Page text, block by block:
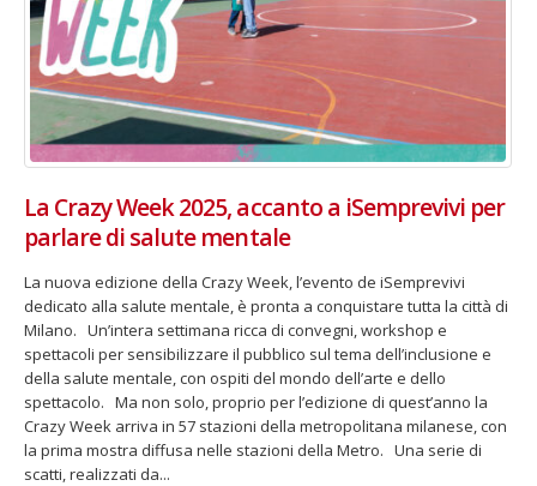
La Crazy Week 2025, accanto a iSemprevivi per
parlare di salute mentale
La nuova edizione della Crazy Week, l’evento de iSemprevivi
dedicato alla salute mentale, è pronta a conquistare tutta la città di
Milano. Un’intera settimana ricca di convegni, workshop e
spettacoli per sensibilizzare il pubblico sul tema dell’inclusione e
della salute mentale, con ospiti del mondo dell’arte e dello
spettacolo. Ma non solo, proprio per l’edizione di quest’anno la
Crazy Week arriva in 57 stazioni della metropolitana milanese, con
la prima mostra diffusa nelle stazioni della Metro. Una serie di
scatti, realizzati da...